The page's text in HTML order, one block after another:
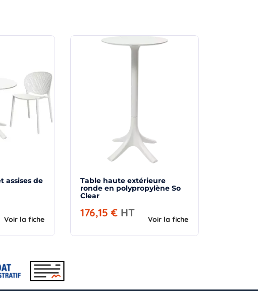
assises de
Voir la fiche
Table haute extérieure
ronde en polypropylène So
Clear
176,15 € HT
Voir la fiche